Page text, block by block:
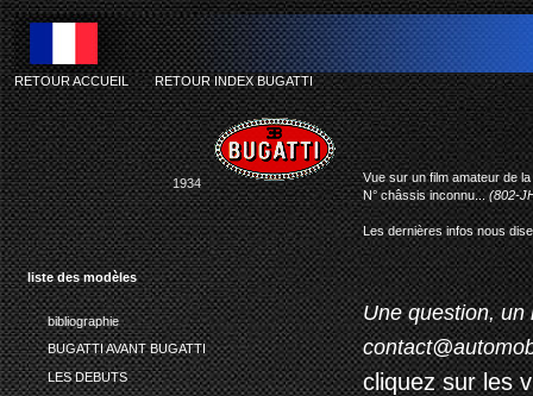
liste des modèles
bibliographie
BUGATTI AVANT BUGATTI
LES DEBUTS
RETOUR ACCUEIL-RETOUR INDEX BUGATTI
1934
Vue sur un film amateur de
N° châssis inconnu...(802-
Les dernières infos nous
Une question, un
cliquez sur les